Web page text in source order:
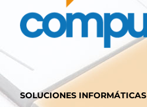
SOLUCIONES INFORMÁTICAS